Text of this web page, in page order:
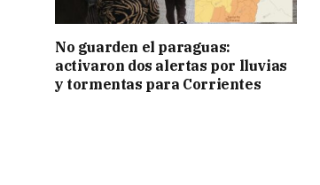
No guarden el paraguas:
activaron dos alertas por lluvias
y tormentas para Corrientes